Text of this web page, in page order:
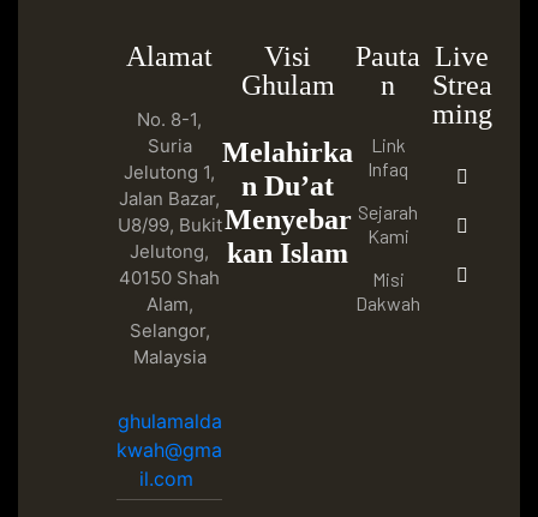
Alamat
No. 8-1,
Suria
Jelutong 1,
Jalan Bazar,
U8/99, Bukit
Jelutong,
40150 Shah
Alam,
Selangor,
Malaysia
ghulamalda
kwah@gma
il.com
Visi
Ghulam
Melahirka
n Du’at
Menyebar
kan Islam
Pauta
n
Link
Infaq
Sejarah
Kami
Misi
Dakwah
Live
Strea
ming